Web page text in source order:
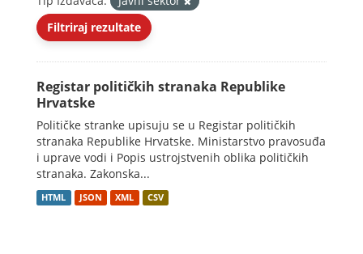
Filtriraj rezultate
Registar političkih stranaka Republike
Hrvatske
Političke stranke upisuju se u Registar političkih
stranaka Republike Hrvatske. Ministarstvo pravosuđa
i uprave vodi i Popis ustrojstvenih oblika političkih
stranaka. Zakonska...
HTML JSON XML CSV